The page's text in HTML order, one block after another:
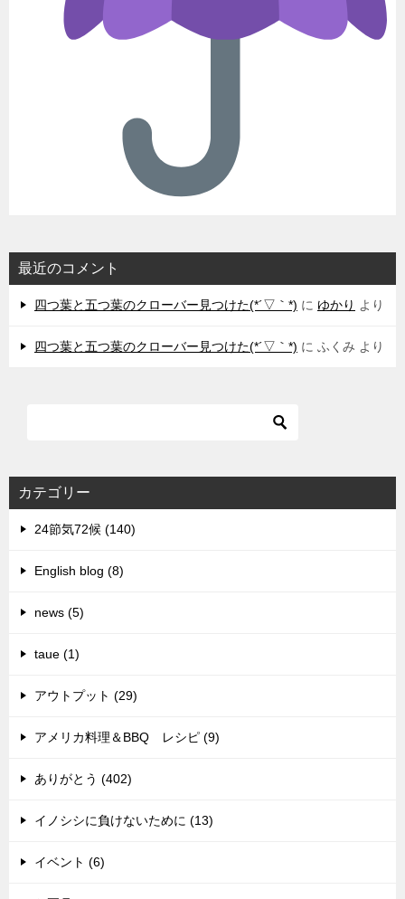
最近のコメント
四つ葉と五つ葉のクローバー見つけた(*´▽｀*) に ゆかり より
四つ葉と五つ葉のクローバー見つけた(*´▽｀*) に ふくみ より
カテゴリー
24節気72候 (140)
English blog (8)
news (5)
taue (1)
アウトプット (29)
アメリカ料理＆BBQ レシピ (9)
ありがとう (402)
イノシシに負けないために (13)
イベント (6)